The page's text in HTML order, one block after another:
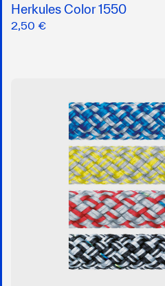
Herkules Color 1550
2,50 €